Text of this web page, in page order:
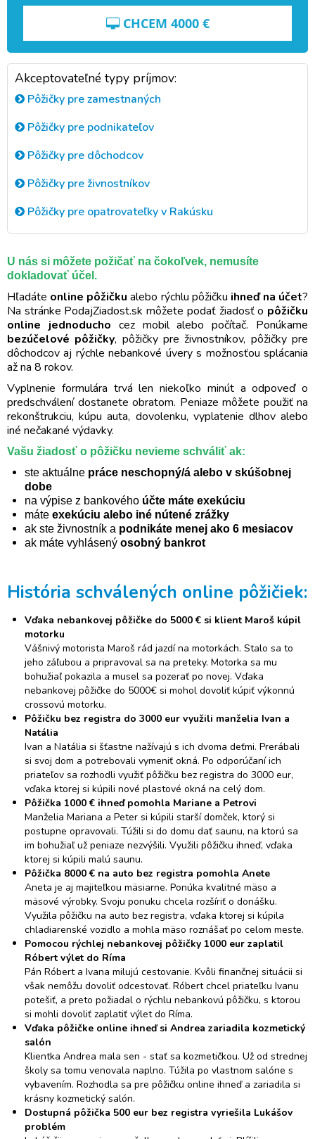
CHCEM 4000€
Akceptovateľné typy príjmov:
Pôžičky pre zamestnaných
Pôžičky pre podnikateľov
Pôžičky pre dôchodcov
Pôžičky pre živnostníkov
Pôžičky pre opatrovateľky v Rakúsku
U nás si môžete požičať na čokoľvek, nemusíte
dokladovať účel.
Hľadáte online pôžičku alebo rýchlu pôžičku ihneď na účet?
Na stránke PodajZiadost.sk môžete podať žiadosť o pôžičku
online jednoducho cez mobil alebo počítač. Ponúkame
bezúčelové pôžičky, pôžičky pre živnostníkov, pôžičky pre
dôchodcov aj rýchle nebankové úvery s možnosťou splácania
až na 8 rokov.
Vyplnenie formulára trvá len niekoľko minút a odpoveď o
predschválení dostanete obratom. Peniaze môžete použiť na
rekonštrukciu, kúpu auta, dovolenku, vyplatenie dlhov alebo
iné nečakané výdavky.
Vašu žiadosť o pôžičku nevieme schváliť ak:
ste aktuálne práce neschopný/á alebo v skúšobnej
dobe
na výpise z bankového účte máte exekúciu
máte exekúciu alebo iné nútené zrážky
ak ste živnostník a podnikáte menej ako 6 mesiacov
ak máte vyhlásený osobný bankrot
História schválených online pôžičiek:
Vďaka nebankovej pôžičke do 5000 € si klient Maroš kúpil
motorku
Vášnivý motorista Maroš rád jazdí na motorkách. Stalo sa to
jeho záľubou a pripravoval sa na preteky. Motorka sa mu
bohužiaľ pokazila a musel sa pozerať po novej. Vďaka
nebankovej pôžičke do 5000€ si mohol dovoliť kúpiť výkonnú
crossovú motorku.
Pôžičku bez registra do 3000 eur využili manželia Ivan a
Natália
Ivan a Natália si šťastne nažívajú s ich dvoma deťmi. Prerábali
si svoj dom a potrebovali vymeniť okná. Po odporúčaní ich
priateľov sa rozhodli využiť pôžičku bez registra do 3000 eur,
vďaka ktorej si kúpili nové plastové okná na celý dom.
Pôžička 1000 € ihneď pomohla Mariane a Petrovi
Manželia Mariana a Peter si kúpili starší domček, ktorý si
postupne opravovali. Túžili si do domu dať saunu, na ktorú sa
im bohužiaľ už peniaze nezvýšili. Využili pôžičku ihneď, vďaka
ktorej si kúpili malú saunu.
Pôžička 8000 € na auto bez registra pomohla Anete
Aneta je aj majiteľkou mäsiarne. Ponúka kvalitné mäso a
mäsové výrobky. Svoju ponuku chcela rozšíriť o donášku.
Využila pôžičku na auto bez registra, vďaka ktorej si kúpila
chladiarenské vozidlo a mohla mäso roznášať po celom meste.
Pomocou rýchlej nebankovej pôžičky 1000 eur zaplatil
Róbert výlet do Ríma
Pán Róbert a Ivana milujú cestovanie. Kvôli finančnej situácii si
však nemôžu dovoliť odcestovať. Róbert chcel priateľku Ivanu
potešiť, a preto požiadal o rýchlu nebankovú pôžičku, s ktorou
si mohli dovoliť zaplatiť výlet do Ríma.
Vďaka pôžičke online ihneď si Andrea zariadila kozmetický
salón
Klientka Andrea mala sen - stať sa kozmetičkou. Už od strednej
školy sa tomu venovala naplno. Túžila po vlastnom salóne s
vybavením. Rozhodla sa pre pôžičku online ihneď a zariadila si
krásny kozmetický salón.
Dostupná pôžička 500 eur bez registra vyriešila Lukášov
problém